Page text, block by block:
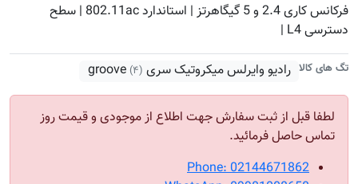
فرکانس کاری 2.4 و 5 گیگاهرتز | استاندارد 802.11ac | سطح
دسترسی L4 |
تگ های کالا رادیو وایرلس میکروتیک سری groove (۴)
لطفا قبل از ثبت سفارش جهت اطلاع از موجودی و قیمت روز
تماس حاصل فرمائید.
Phone: 02144671862